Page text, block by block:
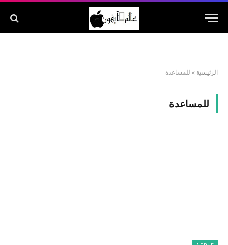
الرئيسية » للمساعدة
للمساعدة